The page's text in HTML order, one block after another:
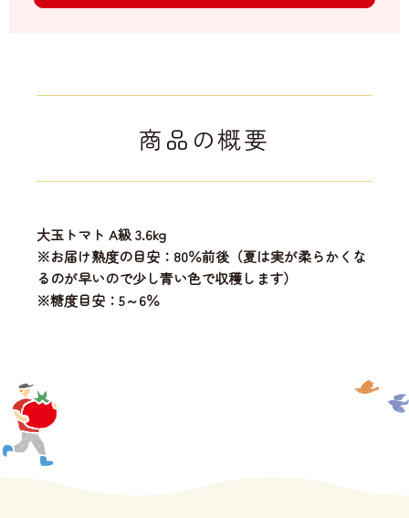
商品の概要
大玉トマト A級 3.6kg
※お届け熟度の目安：80％前後（夏は実が柔らかくな
るのが早いので少し青い色で収穫します）
※糖度目安：5～6％